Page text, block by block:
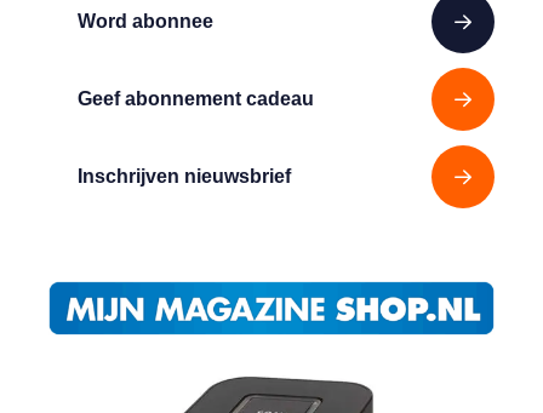
Word abonnee
Geef abonnement cadeau
Inschrijven nieuwsbrief